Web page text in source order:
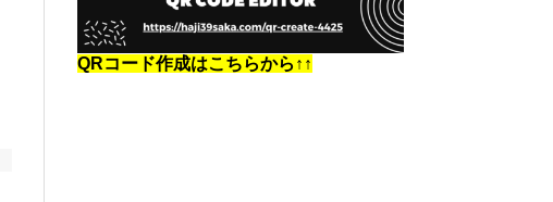
QRコード作成はこちらから↑↑